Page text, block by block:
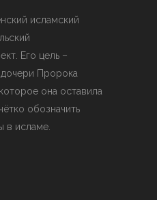
исламский
Его цель –
Пророка
она оставила
обозначить
в исламе.